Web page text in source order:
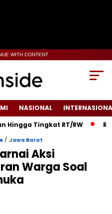
WITH CONTENT
NASIONAL
Tingkat RT/RW‎
‎Rumah
/ Jawa Barat
Aksi
Warga Soal